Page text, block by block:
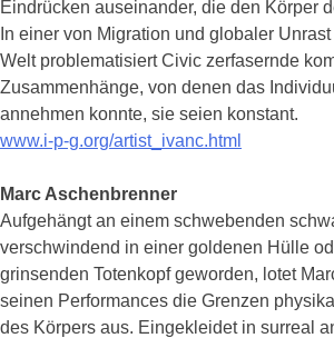
Eindrücken auseinander, die den Körper
In einer von Migration und globaler
Welt problematisiert Civic zerfasernde
Zusammenhänge, von denen das
annehmen konnte, sie seien konstant.
www.i-p-g.org/artist_ivanc.html
Marc Aschenbrenner
Aufgehängt an einem schwebenden
verschwindend in einer goldenen Hülle
grinsenden Totenkopf geworden, lotet
seinen Performances die Grenzen
des Körpers aus. Eingekleidet in surreal